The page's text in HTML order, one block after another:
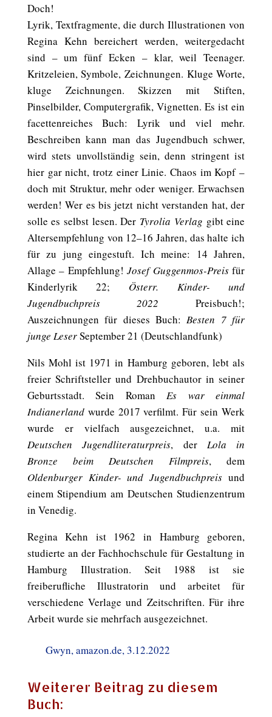
Doch!
Lyrik, Textfragmente, die durch Illustrationen von
Regina Kehn bereichert werden, weitergedacht
sind – um fünf Ecken – klar, weil Teenager.
Kritzeleien, Symbole, Zeichnungen. Kluge Worte,
kluge Zeichnungen. Skizzen mit Stiften,
Pinselbilder, Computergrafik, Vignetten. Es ist ein
facettenreiches Buch: Lyrik und viel mehr.
Beschreiben kann man das Jugendbuch schwer,
wird stets unvollständig sein, denn stringent ist
hier gar nicht, trotz einer Linie. Chaos im Kopf –
doch mit Struktur, mehr oder weniger. Erwachsen
werden! Wer es bis jetzt nicht verstanden hat, der
solle es selbst lesen. Der Tyrolia Verlag gibt eine
Altersempfehlung von 12–16 Jahren, das halte ich
für zu jung eingestuft. Ich meine: 14 Jahren,
Allage – Empfehlung!Josef Guggenmos-Preisfür
Kinderlyrik 22; Österr. Kinder- und
Jugendbuchpreis 2022 Preisbuch!;
Auszeichnungen für dieses Buch:Besten 7 für
junge LeserSeptember 21 (Deutschlandfunk)
Nils Mohl ist 1971 in Hamburg geboren, lebt als
freier Schriftsteller und Drehbuchautor in seiner
Geburtsstadt. Sein RomanEs war einmal
Indianerlandwurde 2017 verfilmt. Für sein Werk
wurde er vielfach ausgezeichnet, u.a. mit
Deutschen Jugendliteraturpreis, der Lola in
Bronze beim Deutschen Filmpreis, dem
Oldenburger Kinder- und Jugendbuchpreis und
einem Stipendium am Deutschen Studienzentrum
in Venedig.
Regina Kehn ist 1962 in Hamburg geboren,
studierte an der Fachhochschule für Gestaltung in
Hamburg Illustration. Seit 1988 ist sie
freiberufliche Illustratorin und arbeitet für
verschiedene Verlage und Zeitschriften. Für ihre
Arbeit wurde sie mehrfach ausgezeichnet.
Gwyn, amazon.de, 3.12.2022
Weiterer Beitrag zu diesem
Buch: